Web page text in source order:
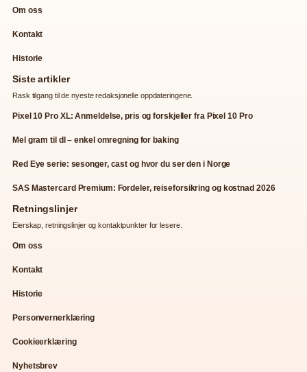
Om oss
Kontakt
Historie
Siste artikler
Rask tilgang til de nyeste redaksjonelle oppdateringene.
Pixel 10 Pro XL: Anmeldelse, pris og forskjeller fra Pixel 10 Pro
Mel gram til dl – enkel omregning for baking
Red Eye serie: sesonger, cast og hvor du ser den i Norge
SAS Mastercard Premium: Fordeler, reiseforsikring og kostnad 2026
Retningslinjer
Eierskap, retningslinjer og kontaktpunkter for lesere.
Om oss
Kontakt
Historie
Personvernerklæring
Cookieerklæring
Nyhetsbrev